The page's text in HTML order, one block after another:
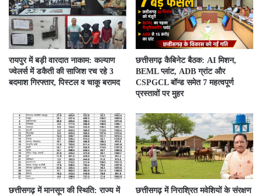
रायपुर में बड़ी वारदात नाकाम: कल्याण
ज्वेलर्स में डकैती की साजिश रच रहे 3
बदमाश गिरफ्तार, पिस्टल व चाकू बरामद
छत्तीसगढ़ कैबिनेट बैठक: AI मिशन,
BEML प्लांट, ADB ग्रांट और
CSPGCL बॉन्ड समेत 7 महत्वपूर्ण
प्रस्तावों पर मुहर
छत्तीसगढ़ में मानसून की स्थिति: राज्य में
छत्तीसगढ़ में निराश्रित मवेशियों के संरक्षण